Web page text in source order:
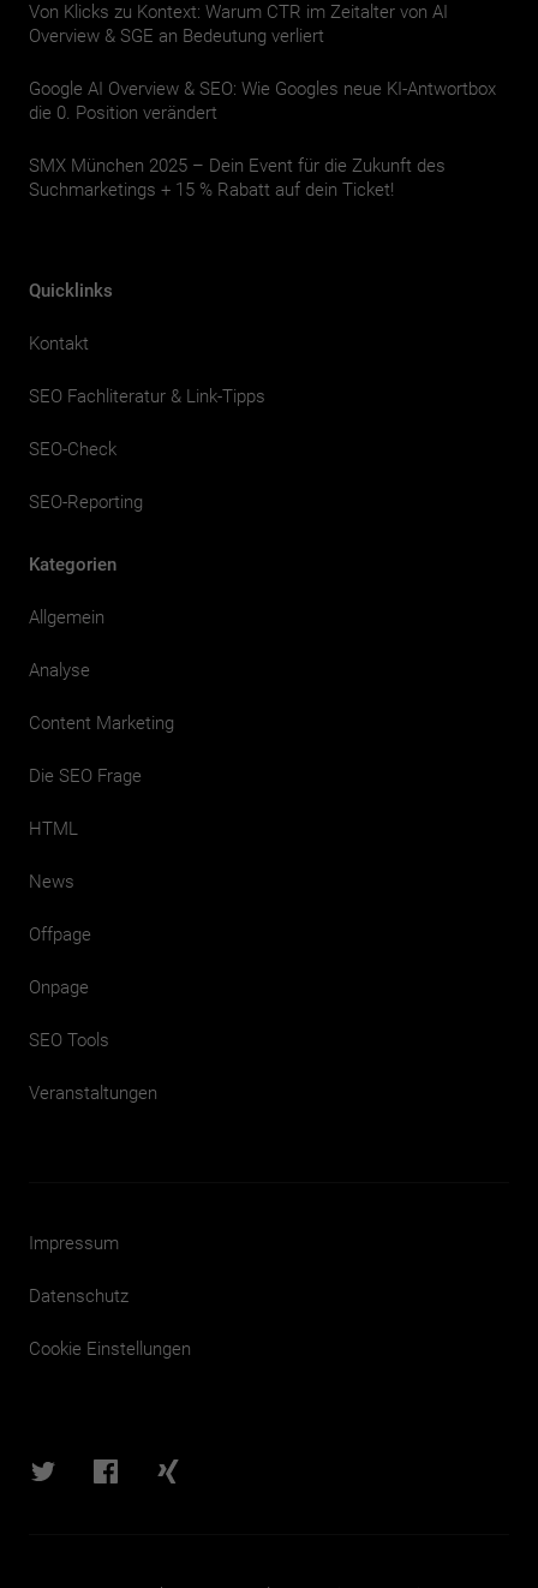
Von Klicks zu Kontext: Warum CTR im Zeitalter von AI
Overview & SGE an Bedeutung verliert
Google AI Overview & SEO: Wie Googles neue KI-Antwortbox
die 0. Position verändert
SMX München 2025 – Dein Event für die Zukunft des
Suchmarketings + 15 % Rabatt auf dein Ticket!
Quicklinks
Kontakt
SEO Fachliteratur & Link-Tipps
SEO-Check
SEO-Reporting
Kategorien
Allgemein
Analyse
Content Marketing
Die SEO Frage
HTML
News
Offpage
Onpage
SEO Tools
Veranstaltungen
Impressum
Datenschutz
Cookie Einstellungen
Bits
&
Bits
&
Bits
&